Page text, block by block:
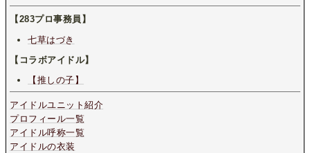
【283プロ事務員】
七草はづき
【コラボアイドル】
【推しの子】
アイドルユニット紹介
プロフィール一覧
アイドル呼称一覧
アイドルの衣装